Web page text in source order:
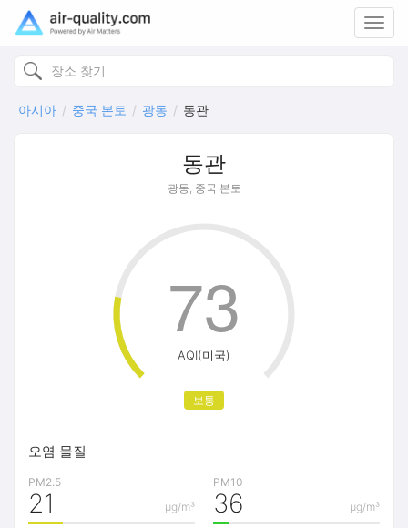
아시아 중국 본토 광동 동관
동관
광동, 중국 본토
AQI(미국)
보통
73
오염 물질
PM2.5
μg/m³
21
PM10
μg/m³
36